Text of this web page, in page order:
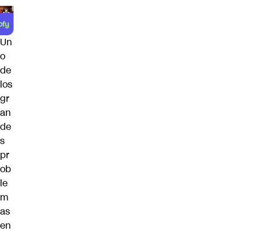
Un
o
de
los
gr
an
de
s
pr
ob
le
m
as
en